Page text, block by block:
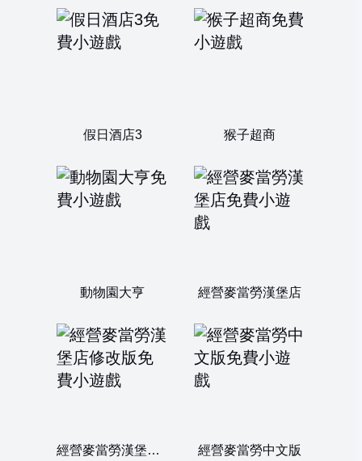
假日酒店3 猴子超商
動物園大亨 經營麥當勞漢堡店
經營麥當勞漢堡店修改版 經營麥當勞中文版